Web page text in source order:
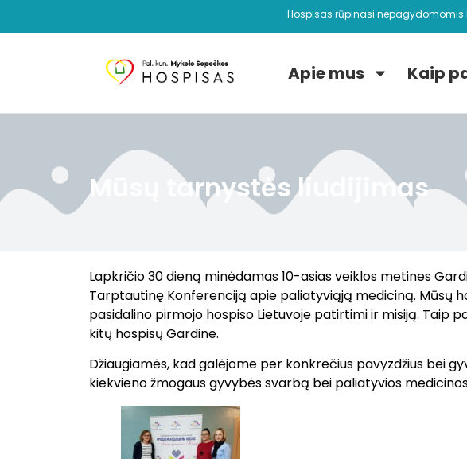
Hospisas rūpinasi nepagydomomis
Apie mus Kaip
Mūsų tarnystės liudijimas
Lapkričio 30 dieną minėdamas 10-asias veiklos metines
Tarptautinę Konferenciją apie paliatyviąją mediciną. Mūsų
pasidalino pirmojo hospiso Lietuvoje patirtimi ir misiją. Taip
kitų hospisų Gardine.
Džiaugiamės, kad galėjome per konkrečius pavyzdžius bei
kiekvieno žmogaus gyvybės svarbą bei paliatyvios